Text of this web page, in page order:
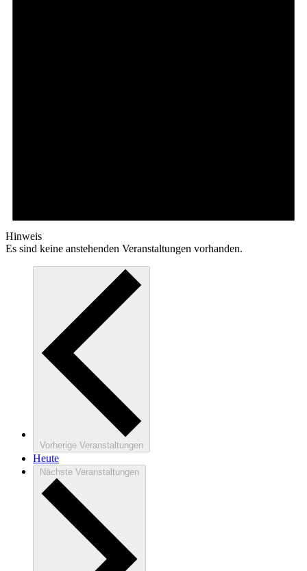
Hinweis
Es sind keine anstehenden Veranstaltungen vorhanden.
Vorherige Veranstaltungen
Heute
Nächste Veranstaltungen